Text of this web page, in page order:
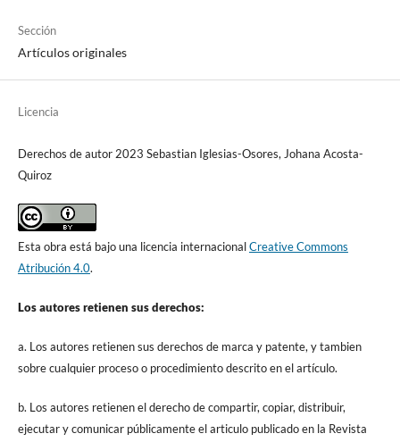
Sección
Artículos originales
Licencia
Derechos de autor 2023 Sebastian Iglesias-Osores, Johana Acosta-
Quiroz
Esta obra está bajo una licencia internacionalCreative Commons
Atribución 4.0.
Los autores retienen sus derechos:
a. Los autores retienen sus derechos de marca y patente, y tambien
sobre cualquier proceso o procedimiento descrito en el artículo.
b. Los autores retienen el derecho de compartir, copiar, distribuir,
ejecutar y comunicar públicamente el articulo publicado en la Revista